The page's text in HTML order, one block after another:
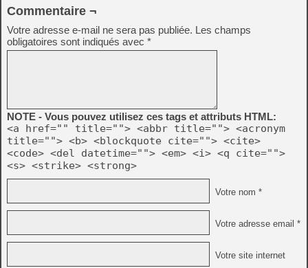
Commentaire ¬
Votre adresse e-mail ne sera pas publiée. Les champs
obligatoires sont indiqués avec *
NOTE - Vous pouvez utilisez ces tags et attributs HTML:
<a href="" title=""> <abbr title=""> <acronym
title=""> <b> <blockquote cite=""> <cite>
<code> <del datetime=""> <em> <i> <q cite="">
<s> <strike> <strong>
Votre nom *
Votre adresse email *
Votre site internet